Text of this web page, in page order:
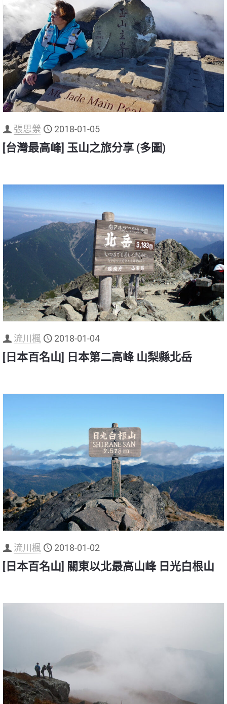
張思縈 2018-01-05
[台灣最高峰] 玉山之旅分享 (多圖)
流川楓 2018-01-04
[日本百名山] 日本第二高峰 山梨縣北岳
流川楓 2018-01-02
[日本百名山] 關東以北最高山峰 日光白根山